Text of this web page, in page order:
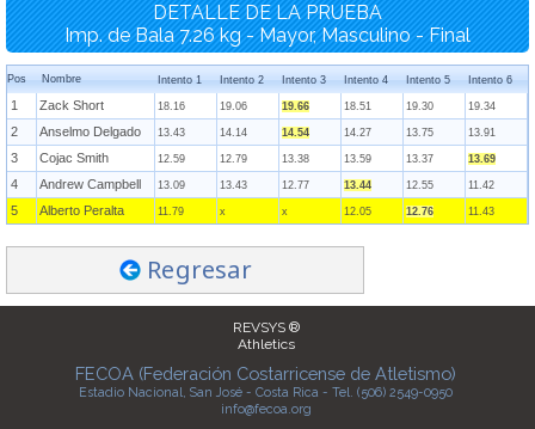
DETALLE DE LA PRUEBA
Imp. de Bala 7.26 kg - Mayor, Masculino - Final
Pos Nombre Intento 1 Intento 2 Intento 3 Intento 4 Intento 5 Intento 6
1 Zack Short 18.16 19.06 19.66 18.51 19.30 19.34
2 Anselmo Delgado 13.43 14.14 14.54 14.27 13.75 13.91
3 Cojac Smith 12.59 12.79 13.38 13.59 13.37 13.69
4 Andrew Campbell 13.09 13.43 12.77 13.44 12.55 11.42
5 Alberto Peralta 11.79 x x 12.05 12.76 11.43
Regresar
REVSYS ®
Athletics
FECOA (Federación Costarricense de Atletismo)
Estadio Nacional, San José - Costa Rica - Tel. (506) 2549-0950
info@fecoa.org